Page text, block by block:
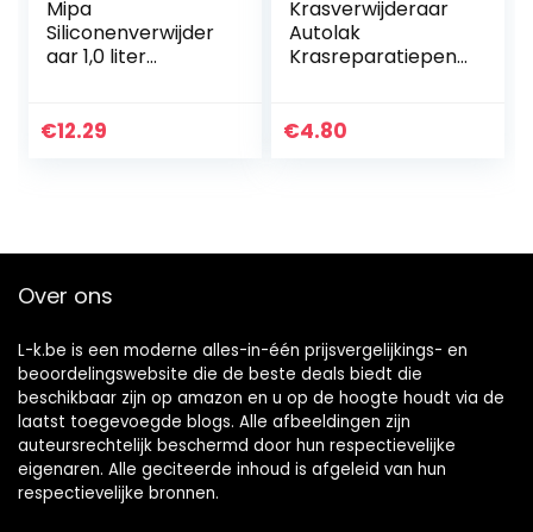
Mipa
Siliconenverwijder
aar 1,0 liter
€12.29
Krasverwijderaar
Autolak
Krasreparatiepen,
Miracle Vanish Pen
€4.80
Over ons
L-k.be is een moderne alles-in-één prijsvergelijkings- en
beoordelingswebsite die de beste deals biedt die
beschikbaar zijn op amazon en u op de hoogte houdt via de
laatst toegevoegde blogs. Alle afbeeldingen zijn
auteursrechtelijk beschermd door hun respectievelijke
eigenaren. Alle geciteerde inhoud is afgeleid van hun
respectievelijke bronnen.